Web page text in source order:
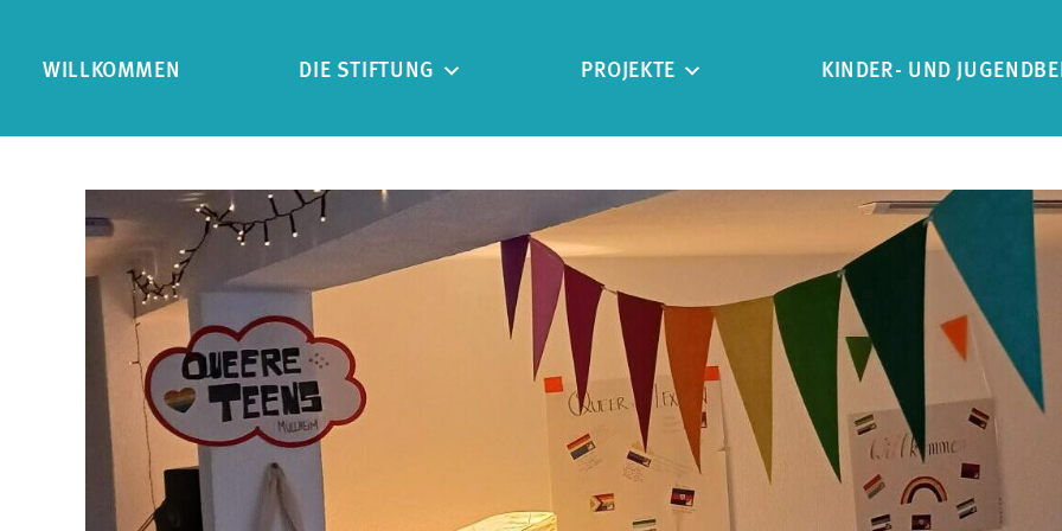
WILLKOMMEN DIE STIFTUNG PROJEKTE KINDER- UND